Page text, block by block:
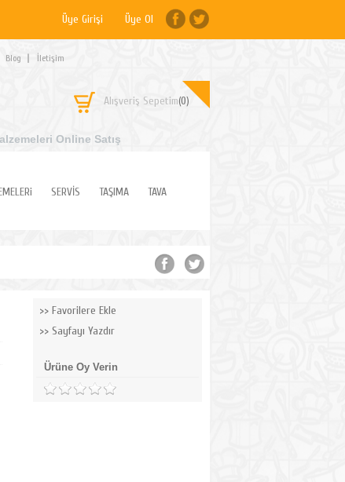
Üye Girişi Üye Ol
Blog İletişim
Alışveriş Sepetim(0)
Online Satış
SERVİS TAŞIMA TAVA
Favorilere Ekle
Sayfayı Yazdır
Ürüne Oy Verin